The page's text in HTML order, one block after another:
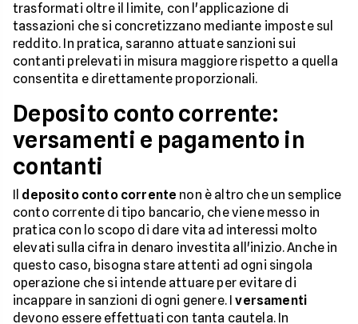
trasformati oltre il limite, con l'applicazione di
tassazioni che si concretizzano mediante imposte sul
reddito. In pratica, saranno attuate sanzioni sui
contanti prelevati in misura maggiore rispetto a quella
consentita e direttamente proporzionali.
Deposito conto corrente:
versamenti e pagamento in
contanti
deposito conto corrente non è altro che un semplice
conto corrente di tipo bancario, che viene messo in
pratica con lo scopo di dare vita ad interessi molto
elevati sulla cifra in denaro investita all'inizio. Anche in
questo caso, bisogna stare attenti ad ogni singola
operazione che si intende attuare per evitare di
incappare in sanzioni di ogni genere. Iversamenti
devono essere effettuati con tanta cautela. In